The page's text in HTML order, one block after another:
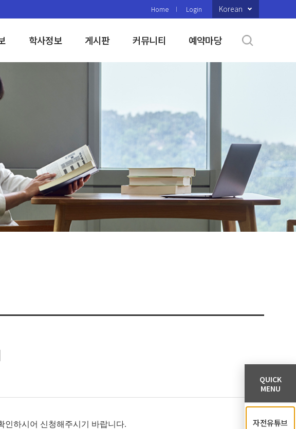
Home Login Korean
학사정보 게시판 커뮤니티 예약마당
인하시어 신청해주시기 바랍니다.
QUICK
MENU
자전유튜브